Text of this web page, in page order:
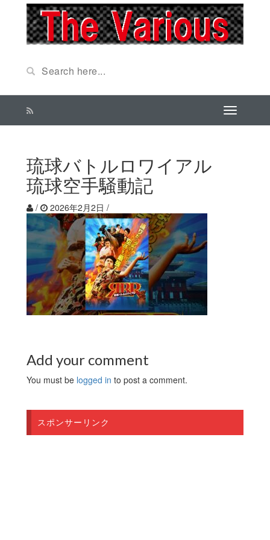
琉球バトルロワイアル
琉球空手騒動記
/ 2026年2月2日 /
Add your comment
You must be logged in to post a comment.
スポンサーリンク